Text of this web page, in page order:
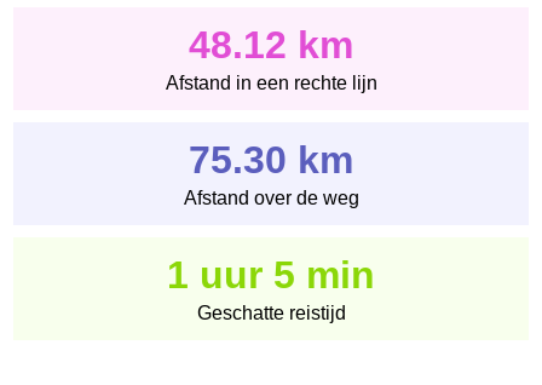
48.12 km
Afstand in een rechte lijn
75.30 km
Afstand over de weg
1 uur 5 min
Geschatte reistijd